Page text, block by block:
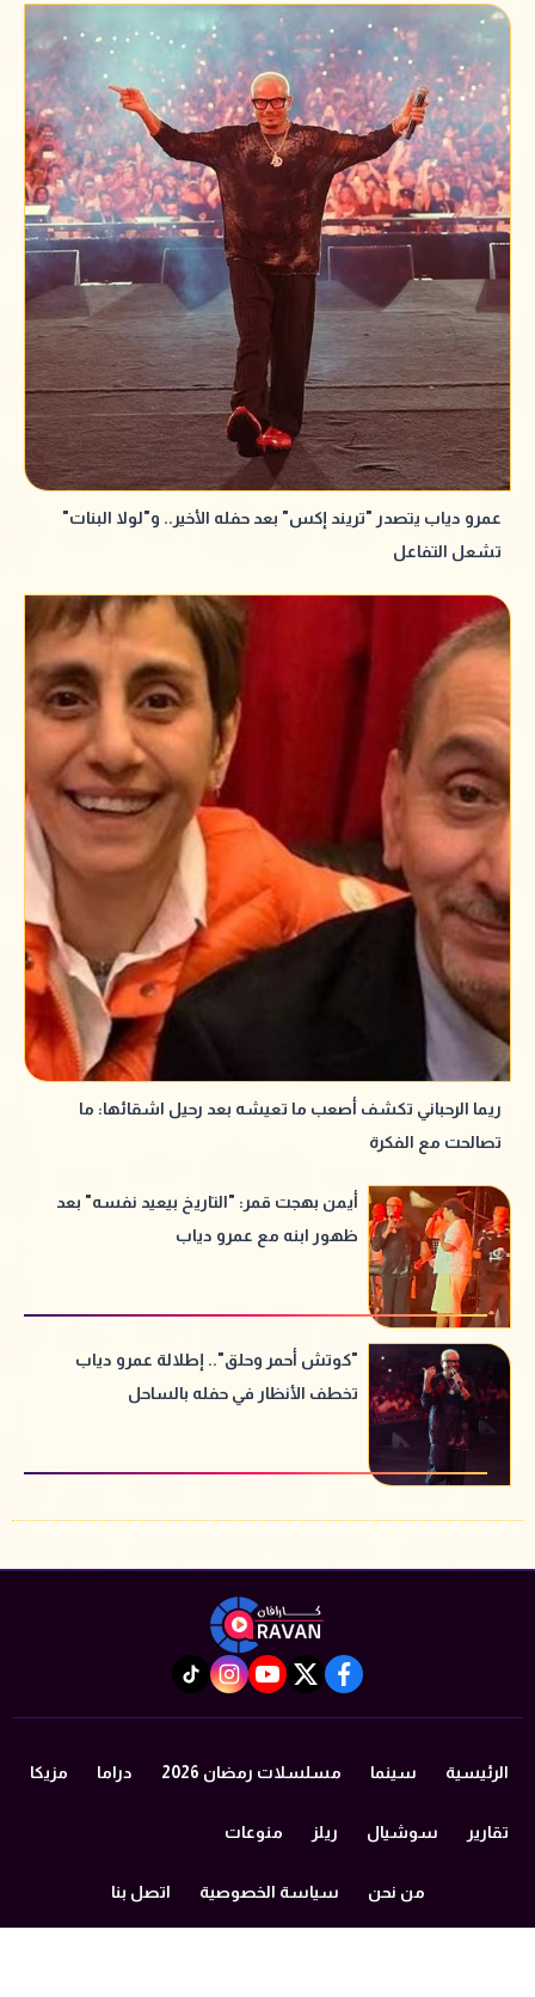
عمرو دياب يتصدر "تريند إكس" بعد حفله الأخير.. و"لولا البنات"
تشعل التفاعل
ريما الرحباني تكشف أصعب ما تعيشه بعد رحيل اشقائها: ما
تصالحت مع الفكرة
أيمن بهجت قمر: "التاريخ بيعيد نفسه" بعد
ظهور ابنه مع عمرو دياب
"كوتش أحمر وحلق".. إطلالة عمرو دياب
تخطف الأنظار في حفله بالساحل
facebook
twitter
youtube
instagram
tiktok
الرئيسية سينما مسلسلات رمضان 2026 دراما مزيكا
تقارير سوشيال ريلز منوعات
من نحن سياسة الخصوصية اتصل بنا